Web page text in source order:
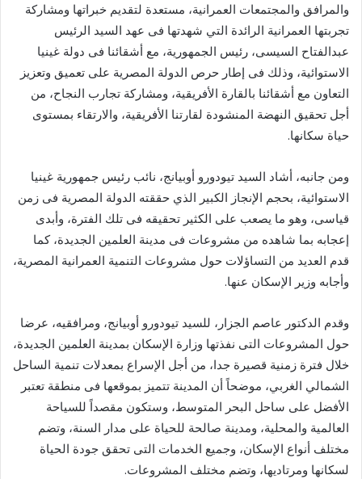
والمرافق والمجتمعات العمرانية، مستعدة لتقديم خبراتها ومشاركة
تجربتها العمرانية الرائدة التي شهدتها فى عهد السيد الرئيس
عبدالفتاح السيسى، رئيس الجمهورية، مع أشقائنا فى دولة غينيا
الاستوائية، وذلك فى إطار حرص الدولة المصرية على تعميق وتعزيز
التعاون مع أشقائنا بالقارة الأفريقية، ومشاركة تجارب النجاح، من
أجل تحقيق النهضة المنشودة لقارتنا الأفريقية، والارتقاء بمستوى
حياة سكانها.
ومن جانبه، أشاد السيد تيودورو أوبيانج، نائب رئيس جمهورية غينيا
الاستوائية، بحجم الإنجاز الكبير الذي حققته الدولة المصرية فى زمن
قياسى، وهو ما يصعب على الكثير تحقيقه فى تلك الفترة، وأبدى
إعجابه بما شاهده من مشروعات فى مدينة العلمين الجديدة، كما
قدم العديد من التساؤلات حول مشروعات التنمية العمرانية المصرية،
وأجابه وزير الإسكان عنها.
وقدم الدكتور عاصم الجزار، للسيد تيودورو أوبيانج، ومرافقيه، عرضا
حول المشروعات التى نفذتها وزارة الإسكان بمدينة العلمين الجديدة،
خلال فترة زمنية قصيرة جدا، من أجل الإسراع بمعدلات تنمية الساحل
الشمالي الغربي، موضحاً أن المدينة تتميز بموقعها فى منطقة تعتبر
الأفضل على ساحل البحر المتوسط، وستكون مقصداً للسياحة
العالمية والمحلية، ومدينة صالحة للحياة على مدار السنة، وتضم
مختلف أنواع الإسكان، وجميع الخدمات التى تحقق جودة الحياة
لسكانها ومرتاديها، وتضم مختلف المشروعات.